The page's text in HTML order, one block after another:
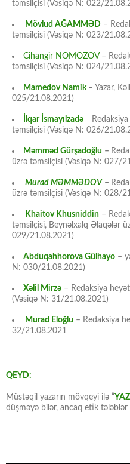
təmsilçisi (Vəsiqə N: 022/
Mövlud AĞAMMƏD –
təmsilçisi (Vəsiqə N: 023/
Cihangir NOMOZOV–
təmsilçisi (Vəsiqə N: 024/
Mamedov Namik – Yazar,
025/21.08.2021)
İlqar İsmayılzadə –
təmsilçisi (Vəsiqə N: 026/
Məmməd Gürşadoğlu –
üzrə təmsilçisi (Vəsiqə N: 027/
Murad MƏMMƏDOV –
üzrə təmsilçisi (Vəsiqə N: 028/
Khaitov Khusniddin –
təmsilçisi, Beynəlxalq Əlaqələr
029/21.08.2021)
Abduqahhorova Gülhayo –
N: 030/21.08.2021)
Xəlil Mirzə – Redaksiya
(Vəsiqə N: 31/21.08.2021)
Murad Eloğlu – Redaksiya
32/21.08.2021
QEYD:
Müstəqil yazarın mövqeyi ilə “
düşməyə bilər, ancaq etik